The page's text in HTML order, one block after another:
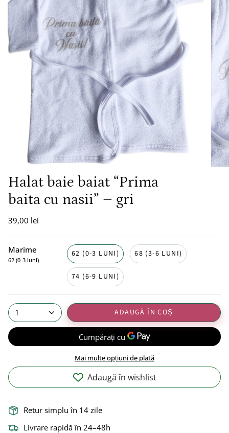
Halat baie baiat “Prima
baita cu nasii” – gri
39,00 lei
Marime
62 (0-3 luni)
62 (0-3 LUNI) 68 (3-6 LUNI)
74 (6-9 LUNI)
1 ADAUGĂ ÎN COȘ
Mai multe opțiuni de plată
Adaugă în wishlist
Retur simplu în 14 zile
Livrare rapidă în 24–48h